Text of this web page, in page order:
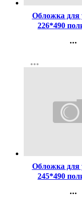
Обложка для
226*490
арт У
...
Регистрация
more_horiz
Обложка для
245*490
арт У
...